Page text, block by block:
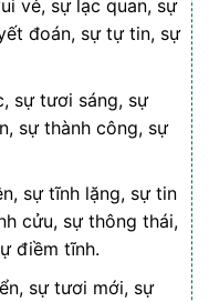
vẻ, sự lạc quan, sự
đoán, sự tự tin, sự
sự tươi sáng, sự
sự thành công, sự
sự tĩnh lặng, sự tin
cửu, sự thông thái,
điềm tĩnh.
sự tươi mới, sự